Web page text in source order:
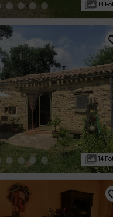
14
14